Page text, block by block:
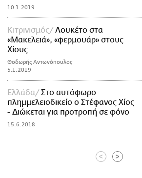
10.1.2019
Κιτρινισμός
Λουκέτο στα
«Μακελειά», «φερμουάρ» στους
Χίους
Θοδωρής Αντωνόπουλος
5.1.2019
Ελλάδα
Στο αυτόφωρο
πλημμελειοδικείο ο Στέφανος Χίος
- Διώκεται για προτροπή σε φόνο
15.6.2018
< >